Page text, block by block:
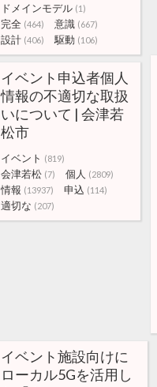
ドメインモデル (1)
完全 (464) 意識 (667)
設計 (406) 駆動 (106)
イベント申込者個人
情報の不適切な取扱
いについて | 会津若
松市
イベント (819)
会津若松 (7) 個人 (2809)
情報 (13937) 申込 (114)
適切な (207)
イベント施設向けに
ローカル5Gを活用し